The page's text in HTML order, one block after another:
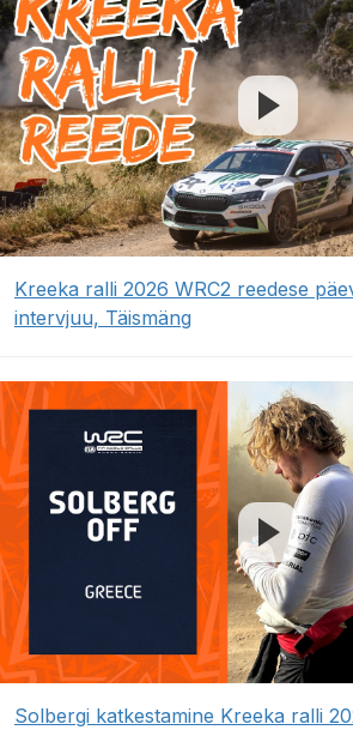
Kreeka ralli 2026 WRC2 reedese
intervjuu, Täismäng
Solbergi katkestamine Kreeka ralli